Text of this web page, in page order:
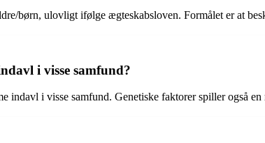
børn, ulovligt ifølge ægteskabsloven. Formålet er at
i visse samfund?
i visse samfund. Genetiske faktorer spiller også